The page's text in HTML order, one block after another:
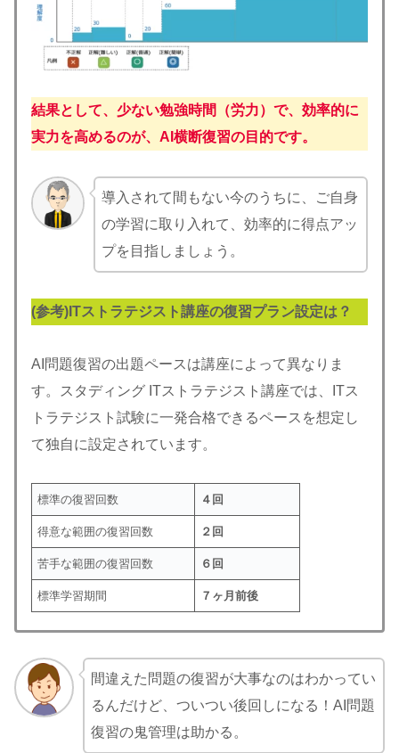
結果として、少ない勉強時間（労力）で、効率的に
実力を高めるのが、AI横断復習の目的です。
導入されて間もない今のうちに、ご自身
の学習に取り入れて、効率的に得点アッ
プを目指しましょう。
(参考)ITストラテジスト講座の復習プラン設定は？
AI問題復習の出題ペースは講座によって異なりま
す。スタディング ITストラテジスト講座では、ITス
トラテジスト試験に一発合格できるペースを想定し
て独自に設定されています。
標準の復習回数 ４回
得意な範囲の復習回数 ２回
苦手な範囲の復習回数 ６回
標準学習期間 ７ヶ月前後
間違えた問題の復習が大事なのはわかってい
るんだけど、ついつい後回しになる！AI問題
復習の鬼管理は助かる。